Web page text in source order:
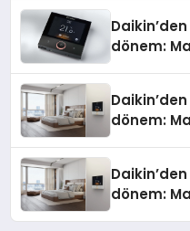
dönem:
dönem:
VRV
dönem: